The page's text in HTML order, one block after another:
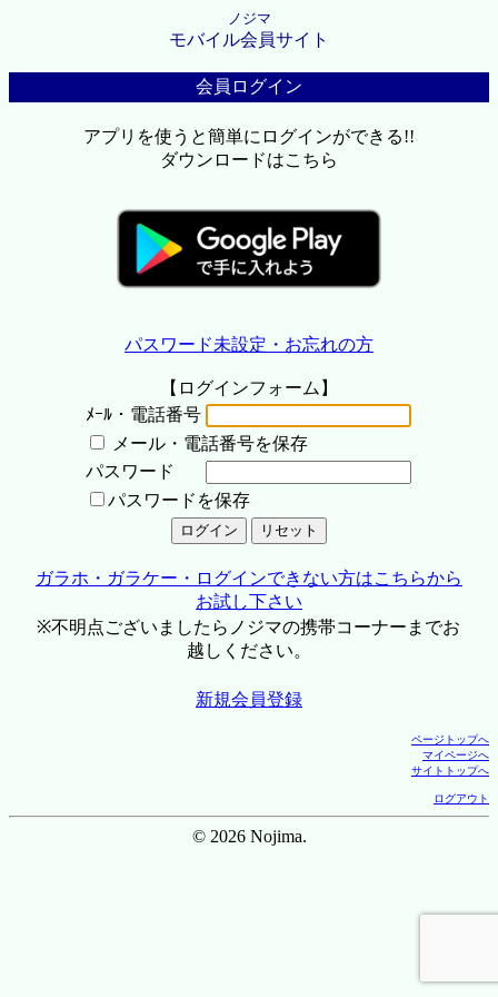
ノジマ
モバイル会員サイト
会員ログイン
アプリを使うと簡単にログインができる!!
ダウンロードはこちら
パスワード未設定・お忘れの方
【ログインフォーム】
ﾒｰﾙ・電話番号
メール・電話番号を保存
パスワード
パスワードを保存
ガラホ・ガラケー・ログインできない方はこちらから
お試し下さい
※不明点ございましたらノジマの携帯コーナーまでお
越しください。
新規会員登録
ページトップへ
マイページへ
サイトトップへ
ログアウト
© 2026 Nojima.